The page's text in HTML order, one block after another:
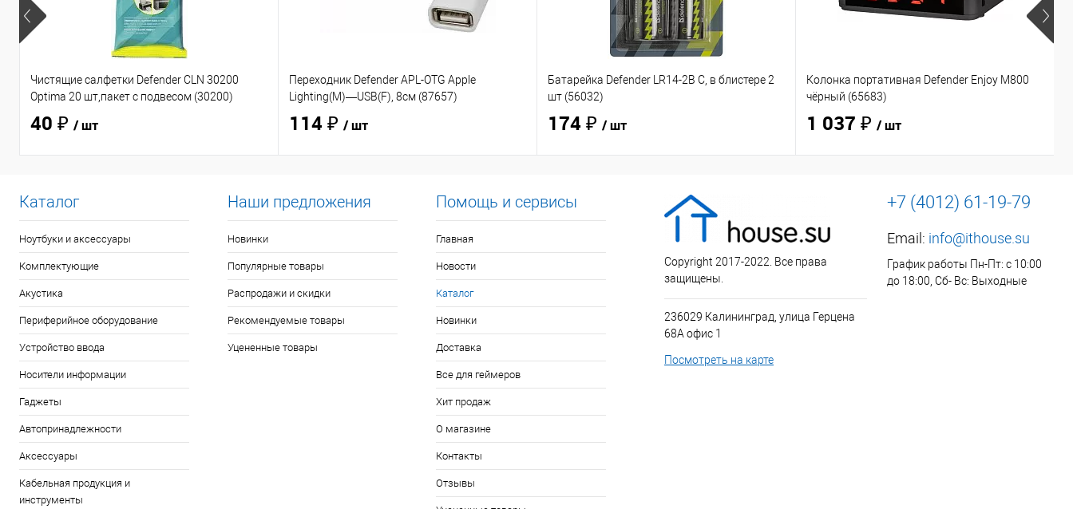
Чистящие салфетки Defender CLN 30200
Optima 20 шт,пакет с подвесом (30200)
40 ₽ / шт
Переходник Defender APL-OTG Apple
Lighting(M)—USB(F), 8см (87657)
114 ₽ / шт
Батарейка Defender LR14-2B C, в блистере 2
шт (56032)
174 ₽ / шт
Колонка портативная Defender Enjoy M800
чёрный (65683)
1 037 ₽ / шт
Каталог
Ноутбуки и аксессуары
Комплектующие
Акустика
Периферийное оборудование
Устройство ввода
Носители информации
Гаджеты
Автопринадлежности
Аксессуары
Кабельная продукция и
инструменты
Наши предложения
Новинки
Популярные товары
Распродажи и скидки
Рекомендуемые товары
Уцененные товары
Помощь и сервисы
Главная
Новости
Каталог
Новинки
Доставка
Все для геймеров
Хит продаж
О магазине
Контакты
Отзывы
Copyright 2017-2022. Все права
защищены.
236029 Калининград, улица Герцена
68А офис 1
Посмотреть на карте
+7 (4012) 61-19-79
Email: info@ithouse.su
График работы Пн-Пт: с 10:00
до 18:00, Сб- Вс: Выходные